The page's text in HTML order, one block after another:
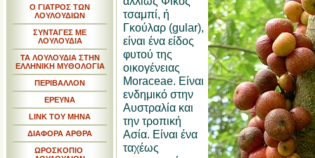
Ο ΓΙΑΤΡΟΣ ΤΩΝ
ΛΟΥΛΟΥΔΙΩΝ
ΣΥΝΤΑΓΕΣ ΜΕ
ΛΟΥΛΟΥΔΙΑ
ΤΑ ΛΟΥΛΟΥΔΙΑ ΣΤΗΝ
ΕΛΛΗΝΙΚΗ ΜΥΘΟΛΟΓΙΑ
ΠΕΡΙΒΑΛΛΟΝ
ΕΡΕΥΝΑ
LINK TOY MHNA
ΔΙΑΦΟΡΑ ΑΡΘΡΑ
ΩΡΟΣΚΟΠΙΟ
τσαμπί, ή
Γκούλαρ (gular),
είναι ένα είδος
φυτού της
οικογένειας
Moraceae. Είναι
ενδημικό στην
Αυστραλία και
την τροπική
Ασία. Είναι ένα
ταχέως